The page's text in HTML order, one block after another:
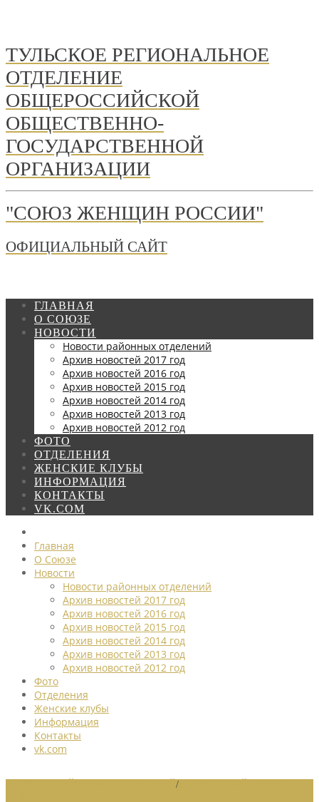
ТУЛЬСКОЕ РЕГИОНАЛЬНОЕ
ОТДЕЛЕНИЕ
ОБЩЕРОССИЙСКОЙ
ОБЩЕСТВЕННО-
ГОСУДАРСТВЕННОЙ
ОРГАНИЗАЦИИ
"СОЮЗ ЖЕНЩИН РОССИИ"
ОФИЦИАЛЬНЫЙ САЙТ
ГЛАВНАЯ
О СОЮЗЕ
НОВОСТИ
Новости районных отделений
Архив новостей 2017 год
Архив новостей 2016 год
Архив новостей 2015 год
Архив новостей 2014 год
Архив новостей 2013 год
Архив новостей 2012 год
ФОТО
ОТДЕЛЕНИЯ
ЖЕНСКИЕ КЛУБЫ
ИНФОРМАЦИЯ
КОНТАКТЫ
VK.COM
Главная
О Союзе
Новости
Новости районных отделений
Архив новостей 2017 год
Архив новостей 2016 год
Архив новостей 2015 год
Архив новостей 2014 год
Архив новостей 2013 год
Архив новостей 2012 год
Фото
Отделения
Женские клубы
Информация
Контакты
vk.com
/